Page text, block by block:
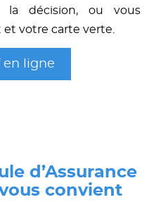
décision, ou vous
votre carte verte.
en ligne
d’Assurance
convient